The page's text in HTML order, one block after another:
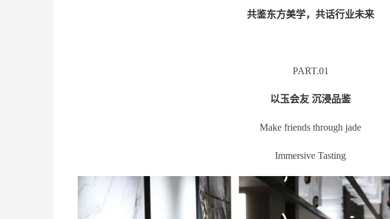
共鉴东方美学，共话行业未来
PART.01
以玉会友 沉浸品鉴
Make friends through jade
Immersive Tasting